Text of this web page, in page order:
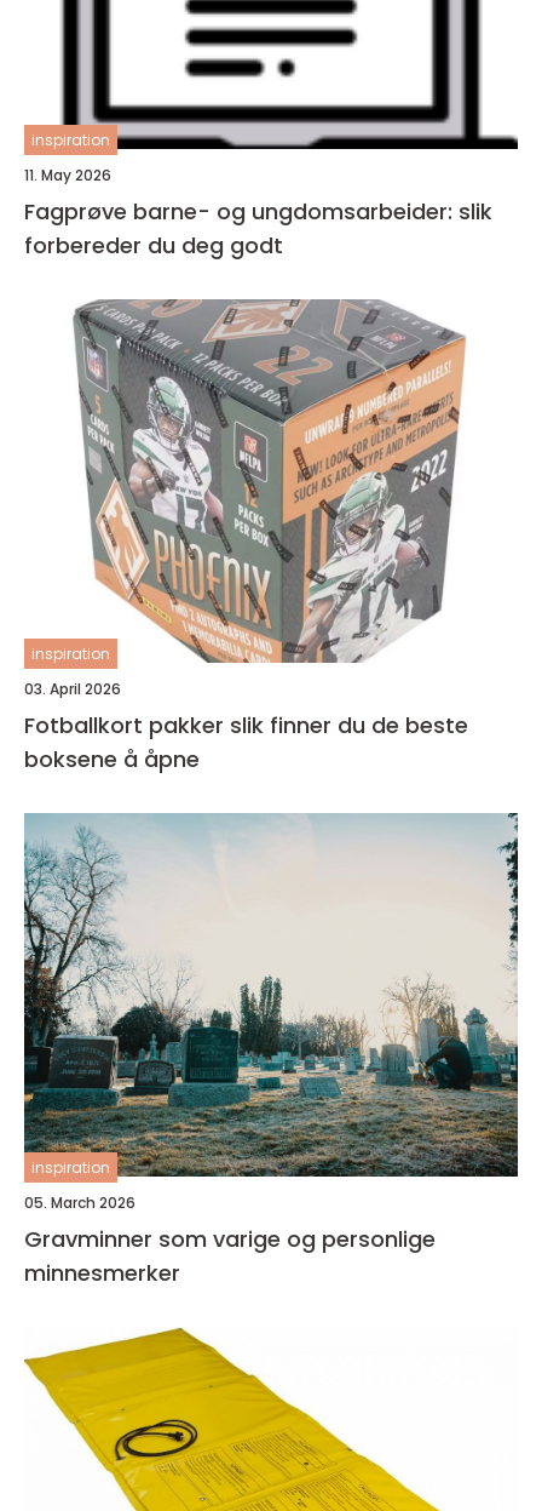
inspiration
11. May 2026
Fagprøve barne- og ungdomsarbeider: slik
forbereder du deg godt
inspiration
03. April 2026
Fotballkort pakker slik finner du de beste
boksene å åpne
inspiration
05. March 2026
Gravminner som varige og personlige
minnesmerker